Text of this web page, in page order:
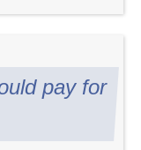
pay for